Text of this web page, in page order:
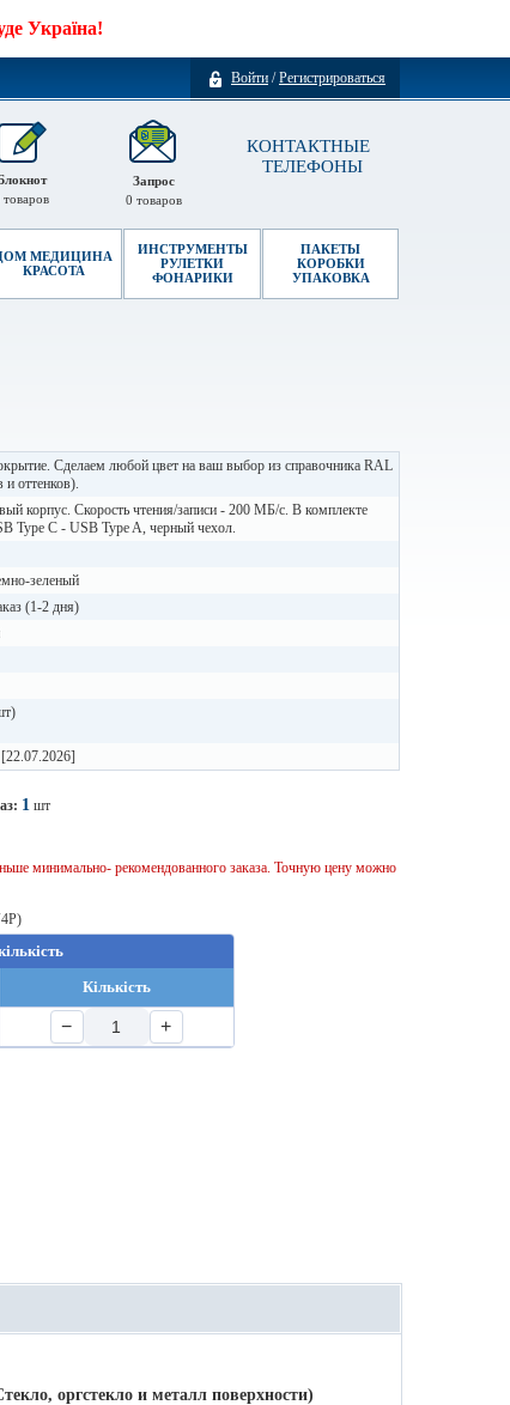
Україна!
Войти /Регистрироваться
КОНТАКТНЫЕ
ТЕЛЕФОНЫ
Запрос
0 товаров
товаров
МЕДИЦИНА
КРАСОТА
ИНСТРУМЕНТЫ
РУЛЕТКИ
ФОНАРИКИ
ПАКЕТЫ
КОРОБКИ
УПАКОВКА
Сделаем любой цвет на ваш выбор из справочника RAL
и оттенков).
корпус. Скорость чтения/записи - 200 МБ/с. В комплекте
Type C - USB Type A, черный чехол.
зеленый
(1-2 дня)
1 шт
минимально- рекомендованного заказа. Точную цену можно
Кількість
− +
оргстекло и металл поверхности)